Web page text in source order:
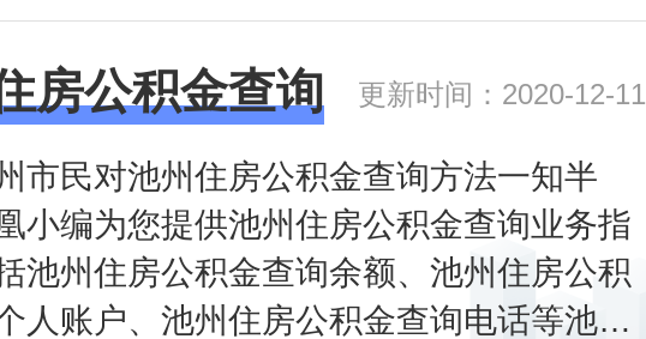
房公积金查询 更新时间：2020-12-11
市民对池州住房公积金查询方法一知半
小编为您提供池州住房公积金查询业务指
池州住房公积金查询余额、池州住房公积
人账户、池州住房公积金查询电话等池州